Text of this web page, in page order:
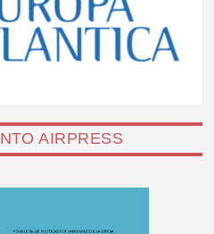
AIRPRESS